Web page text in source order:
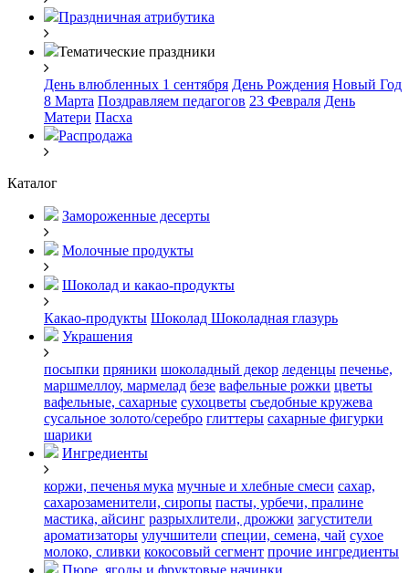
Праздничная атрибутика
Тематические праздники
День влюбленных 1 сентября День Рождения Новый Год
8 Марта Поздравляем педагогов 23 Февраля День
Матери Пасха
Распродажа
Каталог
Замороженные десерты
Молочные продукты
Шоколад и какао-продукты
Какао-продукты Шоколад Шоколадная глазурь
Украшения
посыпки пряники шоколадный декор леденцы печенье,
маршмеллоу, мармелад безе вафельные рожки цветы
вафельные, сахарные сухоцветы съедобные кружева
сусальное золото/серебро глиттеры сахарные фигурки
шарики
Ингредиенты
коржи, печенья мука мучные и хлебные смеси сахар,
сахарозаменители, сиропы пасты, урбечи, пралине
мастика, айсинг разрыхлители, дрожжи загустители
ароматизаторы улучшители специи, семена, чай сухое
молоко, сливки кокосовый сегмент прочие ингредиенты
Пюре, ягоды и фруктовые начинки